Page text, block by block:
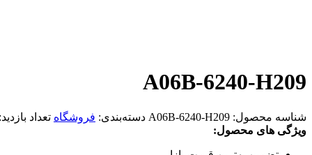
A06B-6240-H209
شناسه محصول: A06B-6240-H209 دسته‌بندی: فروشگاه تعداد بازدید:
ویژگی های محصول: